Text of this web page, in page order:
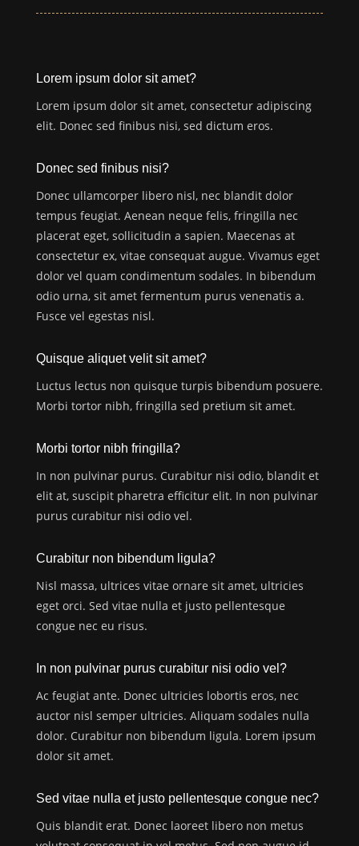
Lorem ipsum dolor sit amet?
Lorem ipsum dolor sit amet, consectetur adipiscing
elit. Donec sed finibus nisi, sed dictum eros.
Donec sed finibus nisi?
Donec ullamcorper libero nisl, nec blandit dolor
tempus feugiat. Aenean neque felis, fringilla nec
placerat eget, sollicitudin a sapien. Maecenas at
consectetur ex, vitae consequat augue. Vivamus eget
dolor vel quam condimentum sodales. In bibendum
odio urna, sit amet fermentum purus venenatis a.
Fusce vel egestas nisl.
Quisque aliquet velit sit amet?
Luctus lectus non quisque turpis bibendum posuere.
Morbi tortor nibh, fringilla sed pretium sit amet.
Morbi tortor nibh fringilla?
In non pulvinar purus. Curabitur nisi odio, blandit et
elit at, suscipit pharetra efficitur elit. In non pulvinar
purus curabitur nisi odio vel.
Curabitur non bibendum ligula?
Nisl massa, ultrices vitae ornare sit amet, ultricies
eget orci. Sed vitae nulla et justo pellentesque
congue nec eu risus.
In non pulvinar purus curabitur nisi odio vel?
Ac feugiat ante. Donec ultricies lobortis eros, nec
auctor nisl semper ultricies. Aliquam sodales nulla
dolor. Curabitur non bibendum ligula. Lorem ipsum
dolor sit amet.
Sed vitae nulla et justo pellentesque congue nec?
Quis blandit erat. Donec laoreet libero non metus